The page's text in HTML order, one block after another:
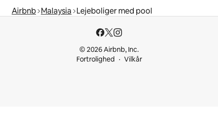
Airbnb Malaysia Lejeboliger med pool
© 2026 Airbnb, Inc.
Fortrolighed
Vilkår